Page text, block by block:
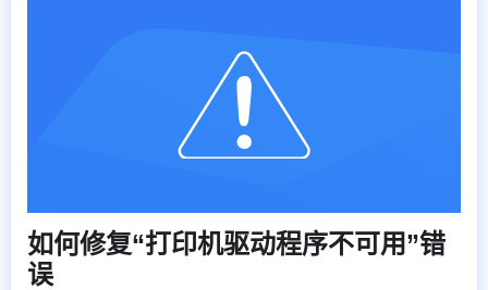
如何修复“打印机驱动程序不可用”错
误